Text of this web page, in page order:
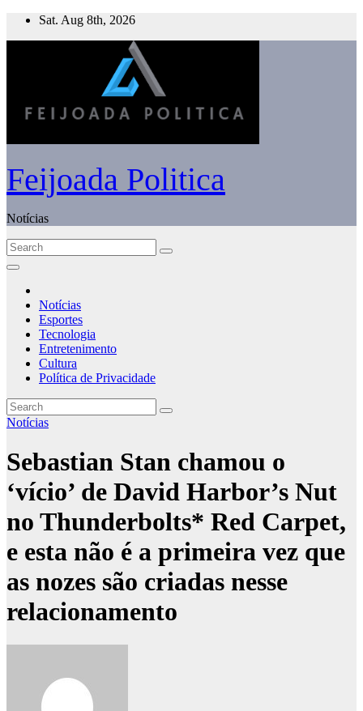
Skip
Sat. Aug 8th, 2026
Feijoada Politica
Notícias
Notícias
Esportes
Tecnologia
Entretenimento
Cultura
Política de Privacidade
Notícias
Sebastian Stan chamou o
‘vício’ de David Harbor’s Nut
no Thunderbolts* Red Carpet,
e esta não é a primeira vez que
as nozes são criadas nesse
relacionamento